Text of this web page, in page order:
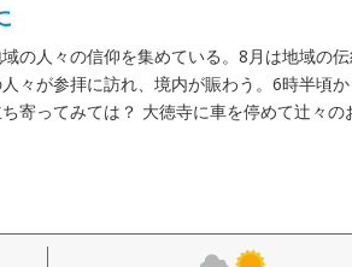
の人々の信仰を集めている。8月は地域の
々が参拝に訪れ、境内が賑わう。6時半頃
寄ってみては？ 大徳寺に車を停めて辻々の